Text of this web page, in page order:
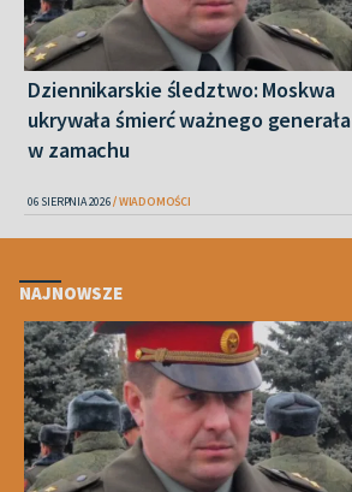
Dziennikarskie śledztwo: Moskwa
ukrywała śmierć ważnego generała
w zamachu
06 SIERPNIA 2026 WIADOMOŚCI
NAJNOWSZE